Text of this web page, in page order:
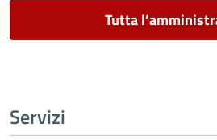
Tutta
Servizi